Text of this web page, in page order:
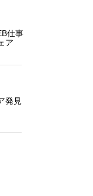
仕事
ア
発見